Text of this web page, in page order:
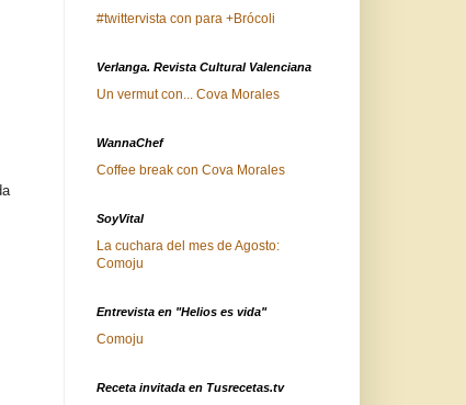
#twittervista con para +Brócoli
Verlanga. Revista Cultural Valenciana
Un vermut con... Cova Morales
WannaChef
Coffee break con Cova Morales
SoyVital
La cuchara del mes de Agosto:
Comoju
Entrevista en "Helios es vida"
Comoju
Receta invitada en Tusrecetas.tv